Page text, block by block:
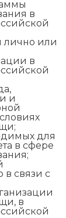
в
лично или
в
и
для
в сфере
связи с
в